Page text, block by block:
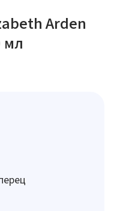
Arden
мл